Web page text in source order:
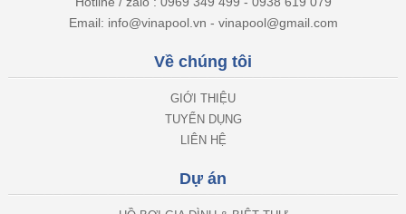
Email: info@vinapool.vn - vinapool@gmail.com
Về chúng tôi
GIỚI THIỆU
TUYỂN DỤNG
LIÊN HỆ
Dự án